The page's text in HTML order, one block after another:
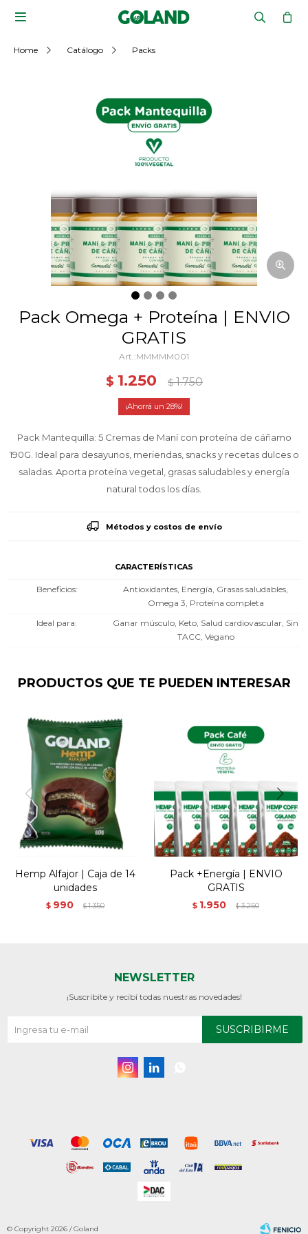

Home Catálogo Packs
Pack Omega + Proteína | ENVIO
GRATIS
MMMMM001
$ 1.250 $ 1.750
28
Pack Mantequilla: 5 Cremas de Maní con proteína de cáñamo
190G. Ideal para desayunos, meriendas, snacks y recetas dulces o
saladas. Aporta proteína vegetal, grasas saludables y energía
natural todos los días.
Métodos y costos de envío
CARACTERÍSTICAS
Beneficios
Antioxidantes, Energía, Grasas saludables,
Omega 3, Proteína completa
Ideal para
Ganar músculo, Keto, Salud cardiovascular, Sin
TACC, Vegano
PRODUCTOS QUE TE PUEDEN INTERESAR
Hemp Alfajor | Caja de 14
unidades
$ 990 $1.350
Pack +Energía | ENVIO
GRATIS
$ 1.950 $3.250
NEWSLETTER
¡Suscribite y recibí todas nuestras novedades!
SUSCRIBIRME
 
© Copyright 2026 / Goland